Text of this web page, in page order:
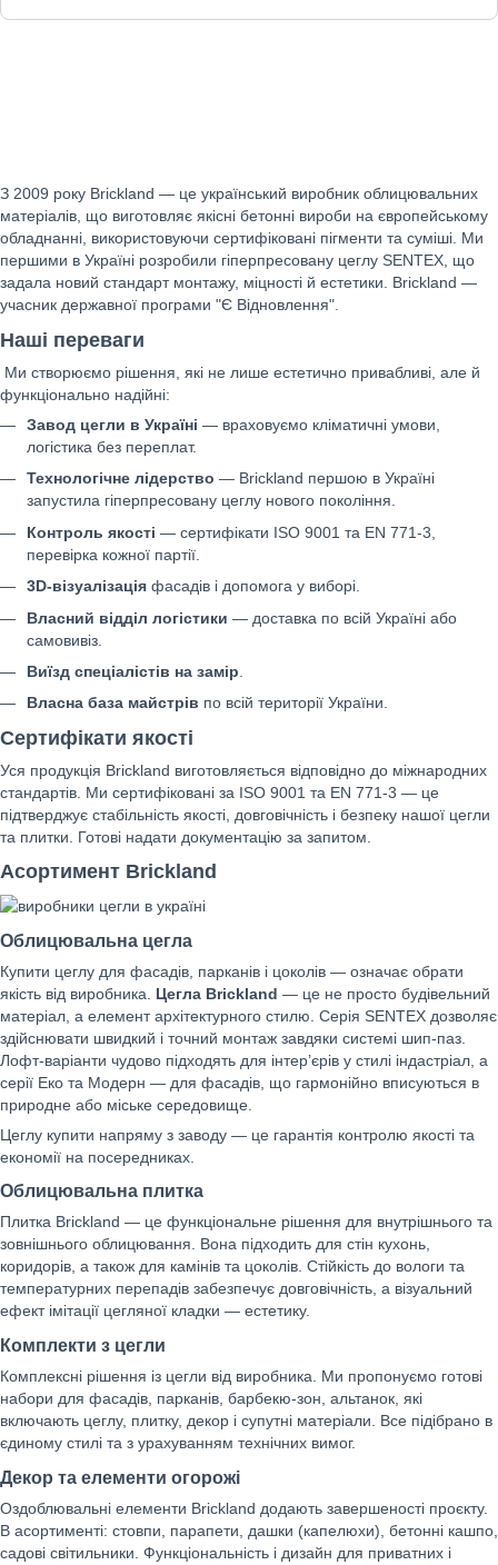
З 2009 року Brickland — це український виробник облицювальних
матеріалів, що виготовляє якісні бетонні вироби на європейському
обладнанні, використовуючи сертифіковані пігменти та суміші. Ми
першими в Україні розробили гіперпресовану цеглу SENTEX, що
задала новий стандарт монтажу, міцності й естетики. Brickland —
учасник державної програми "Є Відновлення".
Наші переваги
Ми створюємо рішення, які не лише естетично привабливі, але й
функціонально надійні:
Завод цегли в Україні — враховуємо кліматичні умови,
логістика без переплат.
Технологічне лідерство — Brickland першою в Україні
запустила гіперпресовану цеглу нового покоління.
Контроль якості — сертифікати ISO 9001 та EN 771-3,
перевірка кожної партії.
3D-візуалізація фасадів і допомога у виборі.
Власний відділ логістики — доставка по всій Україні або
самовивіз.
Виїзд спеціалістів на замір
Власна база майстрів по всій території України.
Сертифікати якості
Уся продукція Brickland виготовляється відповідно до міжнародних
стандартів. Ми сертифіковані за ISO 9001 та EN 771-3 — це
підтверджує стабільність якості, довговічність і безпеку нашої цегли
та плитки. Готові надати документацію за запитом.
Асортимент Brickland
Облицювальна цегла
Купити цеглу для фасадів, парканів і цоколів — означає обрати
якість від виробника. Цегла Brickland — це не просто будівельний
матеріал, а елемент архітектурного стилю. Серія SENTEX дозволяє
здійснювати швидкий і точний монтаж завдяки системі шип-паз.
Лофт-варіанти чудово підходять для інтер’єрів у стилі індастріал, а
серії Еко та Модерн — для фасадів, що гармонійно вписуються в
природне або міське середовище.
Цеглу купити напряму з заводу — це гарантія контролю якості та
економії на посередниках.
Облицювальна плитка
Плитка Brickland — це функціональне рішення для внутрішнього та
зовнішнього облицювання. Вона підходить для стін кухонь,
коридорів, а також для камінів та цоколів. Стійкість до вологи та
температурних перепадів забезпечує довговічність, а візуальний
ефект імітації цегляної кладки — естетику.
Комплекти з цегли
Комплексні рішення із цегли від виробника. Ми пропонуємо готові
набори для фасадів, парканів, барбекю-зон, альтанок, які
включають цеглу, плитку, декор і супутні матеріали. Все підібрано в
єдиному стилі та з урахуванням технічних вимог.
Декор та елементи огорожі
Оздоблювальні елементи Brickland додають завершеності проєкту.
В асортименті: стовпи, парапети, дашки (капелюхи), бетонні кашпо,
садові світильники. Функціональність і дизайн для приватних і